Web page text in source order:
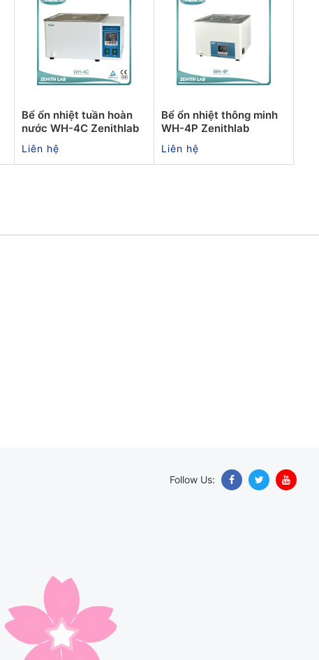
Bể ổn nhiệt tuần hoàn
nước WH-4C Zenithlab
Liên hệ
Bể ổn nhiệt thông minh
WH-4P Zenithlab
Liên hệ
Follow Us: